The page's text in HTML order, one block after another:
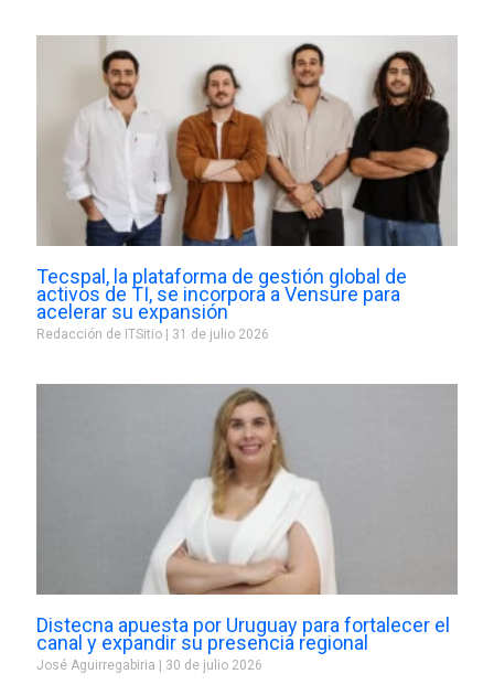
Tecspal, la plataforma de gestión global de
activos de TI, se incorpora a Vensure para
acelerar su expansión
Redacción de ITSitio 31 de julio 2026
Distecna apuesta por Uruguay para fortalecer el
canal y expandir su presencia regional
José Aguirregabiria 30 de julio 2026